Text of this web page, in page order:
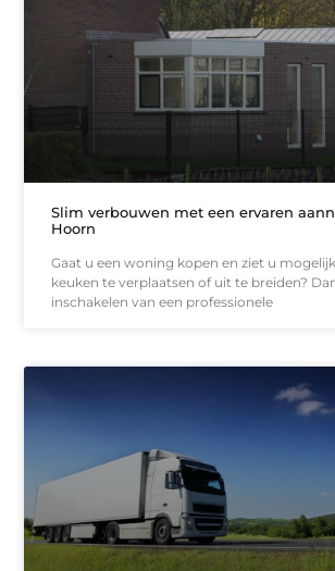
Slim verbouwen met een ervaren
Hoorn
Gaat u een woning kopen en ziet u
keuken te verplaatsen of uit te breiden?
inschakelen van een professionele